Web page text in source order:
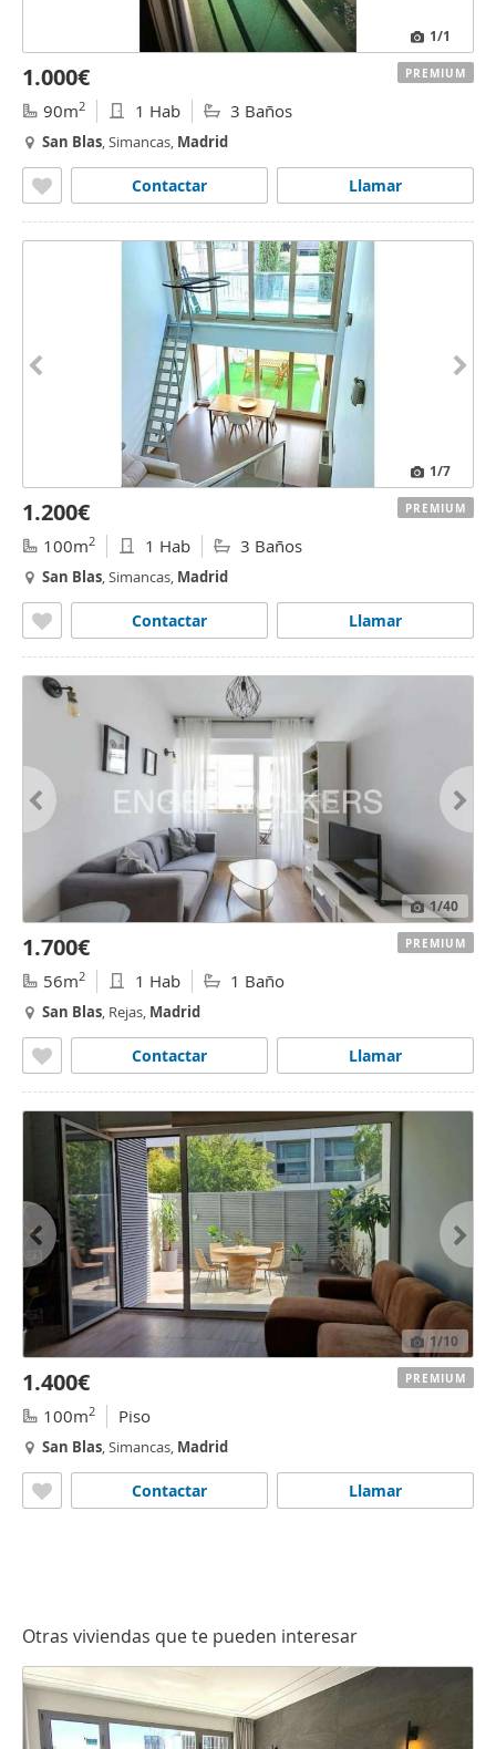
1/1
1.000€
90m2 1 Hab 3 Baños
San Blas, Simancas, Madrid
Llamar
Contactar
PREMIUM
1/7
1.200€
100m2 1 Hab 3 Baños
San Blas, Simancas, Madrid
Llamar
Contactar
PREMIUM
1/40
1.700€
56m2 1 Hab 1 Baño
San Blas, Rejas, Madrid
Llamar
Contactar
PREMIUM
1/10
1.400€
100m2 Piso
San Blas, Simancas, Madrid
Llamar
Contactar
PREMIUM
Otras viviendas que te pueden interesar